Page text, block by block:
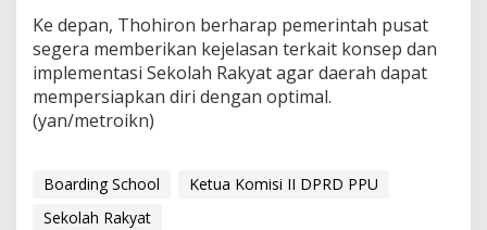
Ke depan, Thohiron berharap pemerintah pusat
segera memberikan kejelasan terkait konsep dan
implementasi Sekolah Rakyat agar daerah dapat
mempersiapkan diri dengan optimal.
(yan/metroikn)
Boarding School
Ketua Komisi II DPRD PPU
Sekolah Rakyat